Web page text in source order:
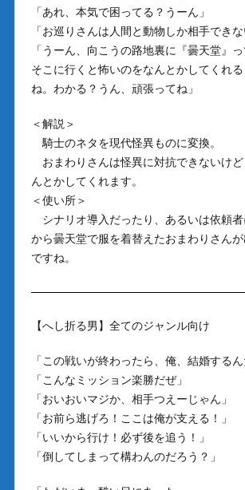
「あれ、本気で困ってる？うーん」
「お巡りさんは人間と動物しか相手できな
「うーん、向こうの路地裏に『曇天堂』
そこに行くと怖いのをなんとかしてくれ
ね。わかる？うん、頑張ってね」
＜解説＞
騎士のネタを現代怪異ものに変換。
おまわりさんは怪異に対抗できないけど
んとかしてくれます。
＜使い所＞
シナリオ導入だったり、あるいは依頼者
から曇天堂で服を着替えたおまわりさん
ですね。
【へし折る男】全てのジャンル向け
「この戦いが終わったら、俺、結婚するん
「こんなミッション楽勝だぜ」
「おいおいマジか、相手つえーじゃん」
「お前ら逃げろ！ここは俺が支える！」
「いいから行け！必ず後を追う！」
「倒してしまって構わんのだろう？」